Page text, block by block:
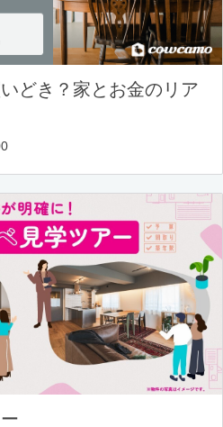
どき？家とお金のリア